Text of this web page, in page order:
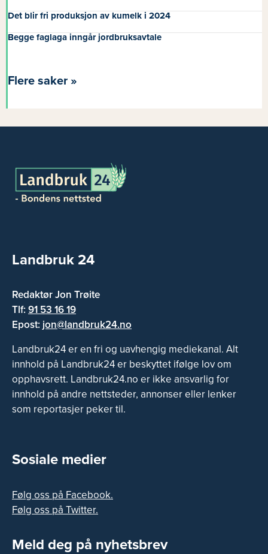
Det blir fri produksjon av kumelk i 2024
Begge faglaga inngår jordbruksavtale
Flere saker »
Landbruk 24
Redaktør Jon Trøite
Tlf:91 53 16 19
Epost: jon@landbruk24.no
Landbruk24 er en fri og uavhengig mediekanal. Alt
innhold på Landbruk24 er beskyttet ifølge lov om
opphavsrett. Landbruk24.no er ikke ansvarlig for
innhold på andre nettsteder, annonser eller lenker
som reportasjer peker til.
Sosiale medier
Følg oss på Facebook.
Følg oss på Twitter.
Meld deg på nyhetsbrev